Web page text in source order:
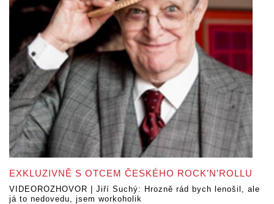
EXKLUZIVNĚ S OTCEM ČESKÉHO ROCK’N’ROLLU
VIDEOROZHOVOR | Jiří Suchý: Hrozně rád bych lenošil, ale
já to nedovedu, jsem workoholik